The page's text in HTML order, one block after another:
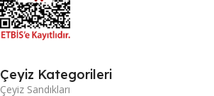
Çeyiz Kategorileri
Çeyiz Sandıkları